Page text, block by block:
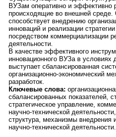
ВУЗам оперативно и эффективно
происходящие во внешней среде.
способствует внедрению
инноваций и реализации
посредством коммерциализации
деятельности.
В качестве эффективного
инновационного ВУЗа в
выступает сбалансированная
организационно-экономический
разработок.
Ключевые слова:
сбалансированных показателей,
стратегическое управление,
научно-технической
структура, механизмы внедрения
научно-технической деятельности.